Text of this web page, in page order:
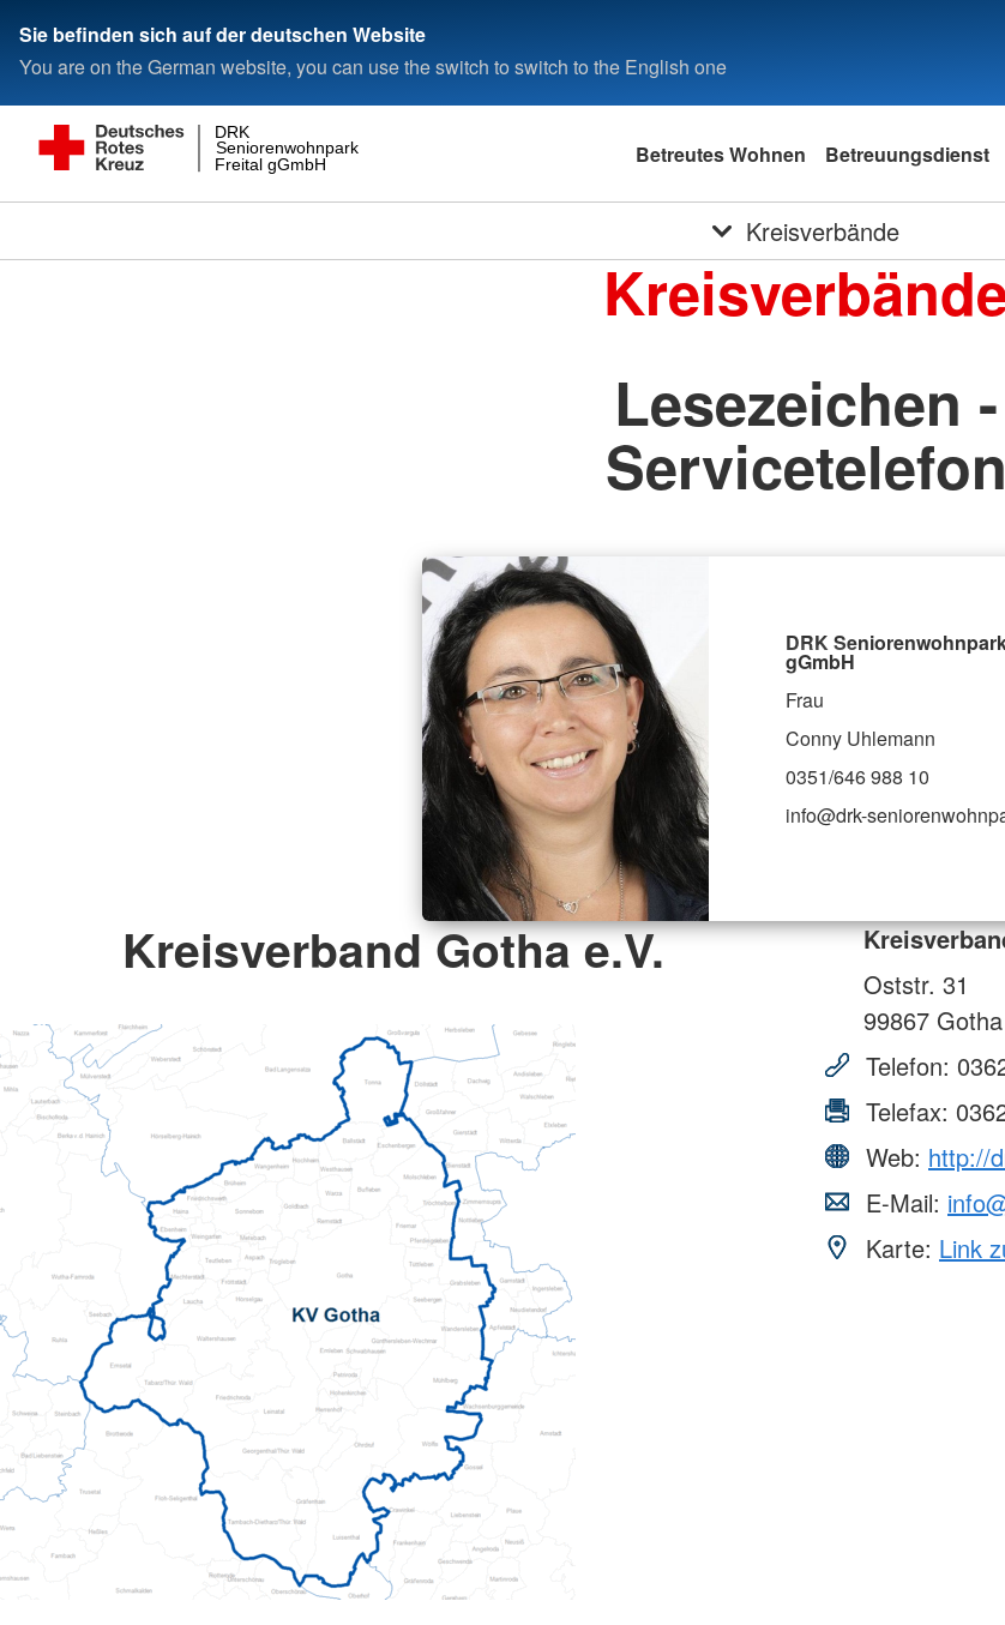
Sie befinden sich auf der deutschen Website
You are on the German website, you can use the switch to switch to the English one
Freital gGmbH
Seniorenwohnpark
DRK
Betreutes Wohnen Betreuungsdienst
Kreisverbände
Lesezeichen -
Servicetelefon
DRK
gGmbH
Frau
Conny Uhlemann
0351/646 988 10
info@drk-
Kreisverband Gotha e.V.
Oststr. 31
99867 Gotha
Telefon:
Telefax:
Web: http://
E-Mail:
Karte: Link